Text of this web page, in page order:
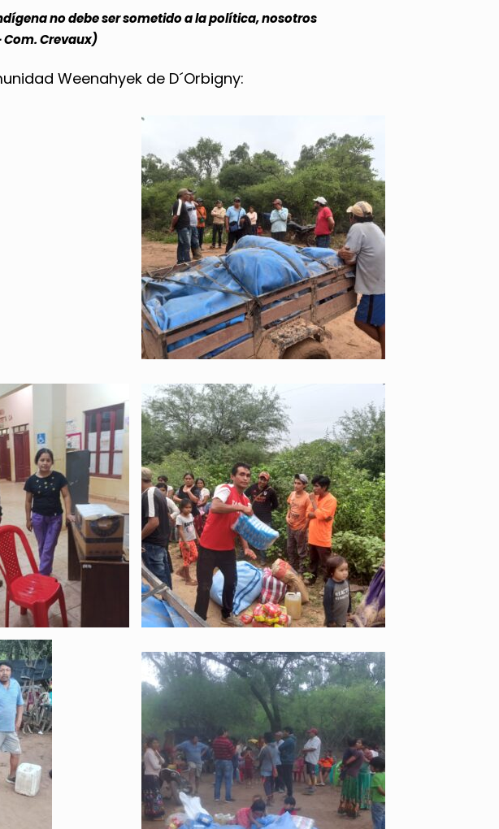
no debe ser sometido a la política, nosotros
Crevaux)
Weenahyek de D´Orbigny: